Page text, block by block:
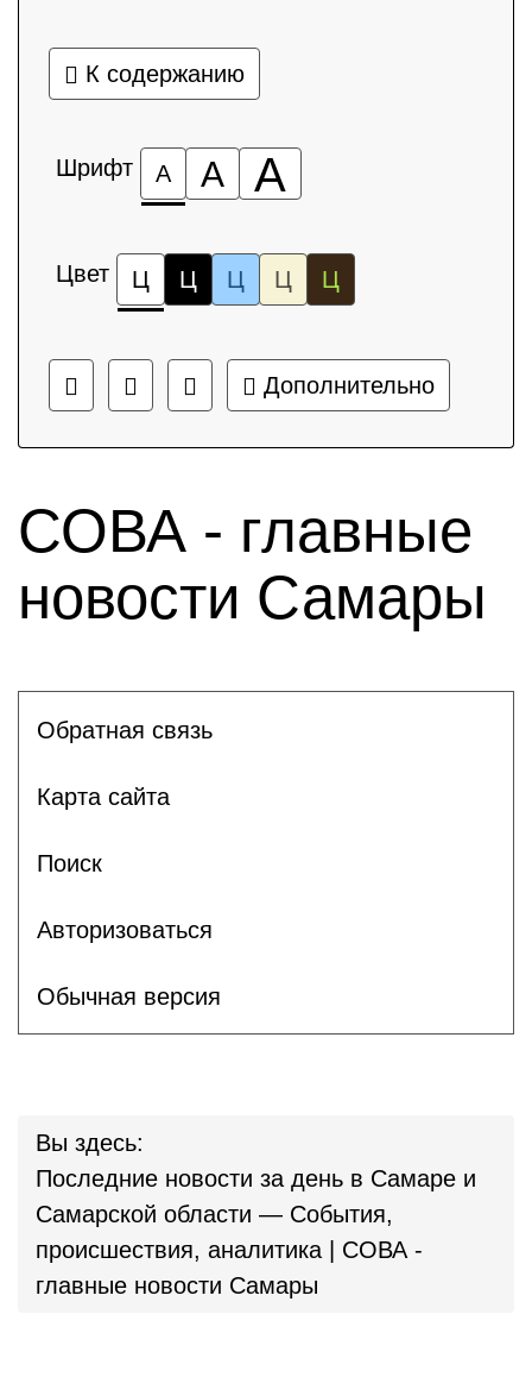
К содержанию
Шрифт А А А
Цвет Ц Ц Ц Ц Ц
Дополнительно
СОВА - главные
новости Самары
Обратная связь
Карта сайта
Поиск
Авторизоваться
Обычная версия
Вы здесь:
Последние новости за день в Самаре и
Самарской области — События,
происшествия, аналитика | СОВА -
главные новости Самары